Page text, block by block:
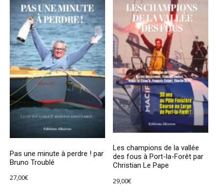
Pas une minute à perdre ! par
Bruno Troublé
27,00€
Les champions de la vallée
des fous à Port-la-Forêt par
Christian Le Pape
29,00€